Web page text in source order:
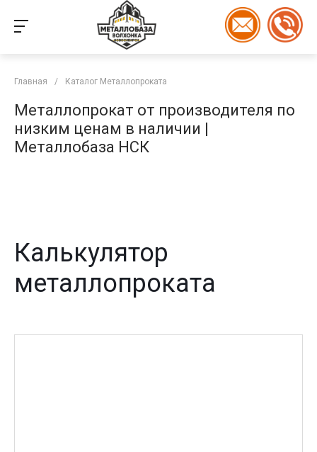
Главная / Каталог Металлопроката
Металлопрокат от производителя по
низким ценам в наличии |
Металлобаза НСК
Калькулятор
металлопроката